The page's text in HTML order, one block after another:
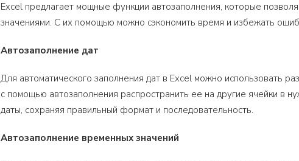
Excel предлагает мощные функции автозаполнения, которые
значениями. С их помощью можно сэкономить время и избежать
Автозаполнение дат
Для автоматического заполнения дат в Excel можно использовать
с помощью автозаполнения распространить ее на другие ячейки в
даты, сохраняя правильный формат и последовательность.
Автозаполнение временных значений